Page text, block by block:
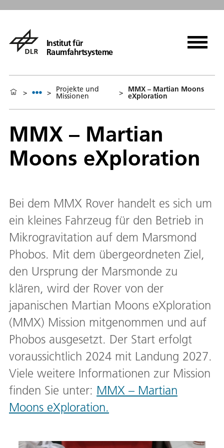
Institut für
Raumfahrtsysteme
> > Projekte und
Missionen > MMX – Martian Moons
eXploration
MMX – Martian
Moons eXploration
Bei dem MMX Rover handelt es sich um
ein kleines Fahrzeug für den Betrieb in
Mikrogravitation auf dem Marsmond
Phobos. Mit dem übergeordneten Ziel,
den Ursprung der Marsmonde zu
klären, wird der Rover von der
japanischen Martian Moons eXploration
(MMX) Mission mitgenommen und auf
Phobos ausgesetzt. Der Start erfolgt
voraussichtlich 2024 mit Landung 2027.
Viele weitere Informationen zur Mission
finden Sie unter: MMX – Martian
Moons eXploration.